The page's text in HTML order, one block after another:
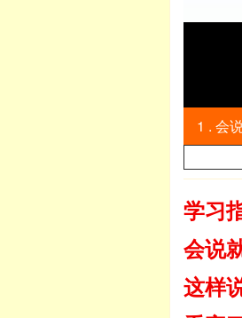
1 . 会
学习
会说
这样